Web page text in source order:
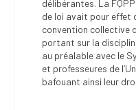
délibérantes. La
de loi avait pour effet
convention collective
portant sur la
au préalable avec le
et professeures de
bafouant ainsi leur